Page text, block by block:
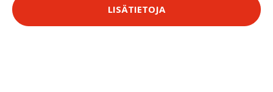
LISÄTIETOJA